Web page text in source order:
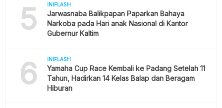
5 INIFLASH
Jarwasnaba Balikpapan Paparkan Bahaya
Narkoba pada Hari anak Nasional di Kantor
Gubernur Kaltim
6 INIFLASH
Yamaha Cup Race Kembali ke Padang Setelah 11
Tahun, Hadirkan 14 Kelas Balap dan Beragam
Hiburan